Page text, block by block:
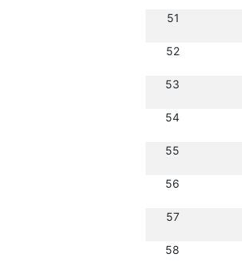
51
52
53
54
55
56
57
58